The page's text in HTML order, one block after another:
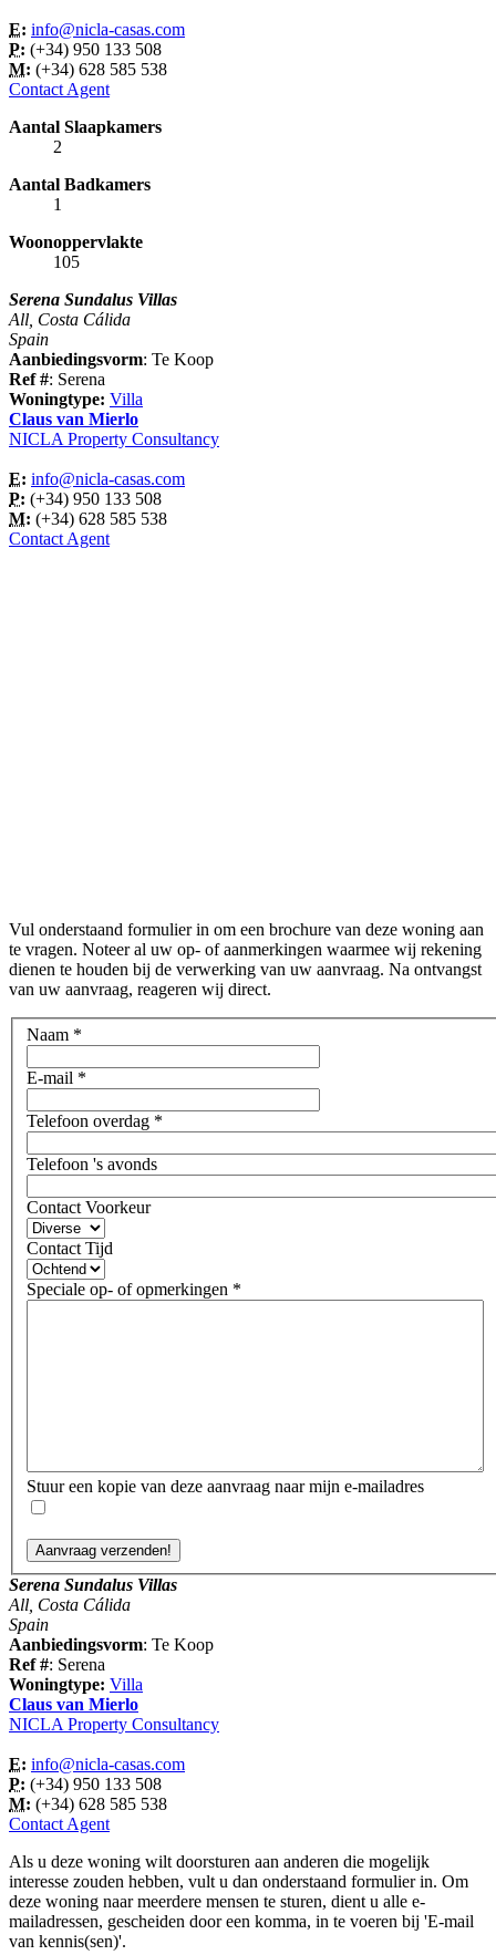
E: info@nicla-casas.com
P: (+34) 950 133 508
M: (+34) 628 585 538
Contact Agent
Aantal Slaapkamers
2
Aantal Badkamers
1
Woonoppervlakte
105
Serena Sundalus Villas
All, Costa Cálida
Spain
Aanbiedingsvorm: Te Koop
Ref #: Serena
Woningtype: Villa
Claus van Mierlo
NICLA Property Consultancy
E: info@nicla-casas.com
P: (+34) 950 133 508
M: (+34) 628 585 538
Contact Agent
Vul onderstaand formulier in om een brochure van deze woning aan
te vragen. Noteer al uw op- of aanmerkingen waarmee wij rekening
dienen te houden bij de verwerking van uw aanvraag. Na ontvangst
van uw aanvraag, reageren wij direct.
Naam *
E-mail *
Telefoon overdag *
Telefoon 's avonds
Contact Voorkeur
Contact Tijd
Speciale op- of opmerkingen *
Stuur een kopie van deze aanvraag naar mijn e-mailadres
Serena Sundalus Villas
All, Costa Cálida
Spain
Aanbiedingsvorm: Te Koop
Ref #: Serena
Woningtype: Villa
Claus van Mierlo
NICLA Property Consultancy
E: info@nicla-casas.com
P: (+34) 950 133 508
M: (+34) 628 585 538
Contact Agent
Als u deze woning wilt doorsturen aan anderen die mogelijk
interesse zouden hebben, vult u dan onderstaand formulier in. Om
deze woning naar meerdere mensen te sturen, dient u alle e-
mailadressen, gescheiden door een komma, in te voeren bij 'E-mail
van kennis(sen)'.